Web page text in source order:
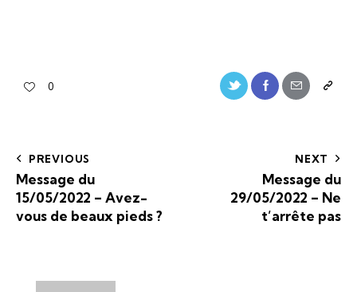
0
PREVIOUS
Message du
15/05/2022 – Avez-
vous de beaux pieds ?
NEXT
Message du
29/05/2022 – Ne
t’arrête pas